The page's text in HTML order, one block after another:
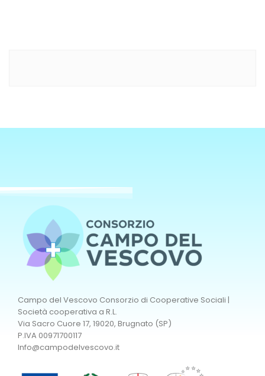
Campo del Vescovo Consorzio di Cooperative Sociali |
Società cooperativa a R.L.
Via Sacro Cuore 17, 19020, Brugnato (SP)
P.IVA 00971700117
Info@campodelvescovo.it